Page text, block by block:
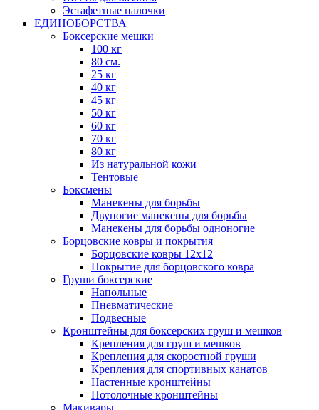
Эстафетные палочки
ЕДИНОБОРСТВА
Боксерские мешки
100 кг
80 см.
25 кг
40 кг
45 кг
50 кг
60 кг
70 кг
80 кг
Из натуральной кожи
Тентовые
Боксмены
Манекены для борьбы
Двуногие манекены для борьбы
Манекены для борьбы одноногие
Борцовские ковры и покрытия
Борцовские ковры 12х12
Покрытие для борцовского ковра
Груши боксерские
Напольные
Пневматические
Подвесные
Кронштейны для боксерских груш и мешков
Крепления для груш и мешков
Крепления для скоростной груши
Крепления для спортивных канатов
Настенные кронштейны
Потолочные кронштейны
Макивары